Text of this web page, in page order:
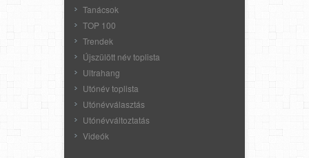
Tanácsok
TOP 100
Trendek
Újszülött név toplista
Ultrahang
Utónév toplista
Utónévválasztás
Utónévváltoztatás
Videók